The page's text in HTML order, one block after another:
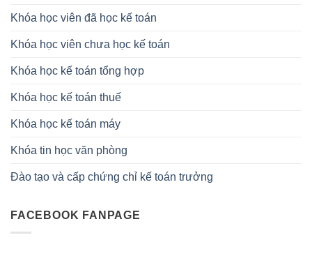
Khóa học viên đã học kế toán
Khóa học viên chưa học kế toán
Khóa học kế toán tổng hợp
Khóa học kế toán thuế
Khóa học kế toán máy
Khóa tin học văn phòng
Đào tạo và cấp chứng chỉ kế toán trưởng
FACEBOOK FANPAGE